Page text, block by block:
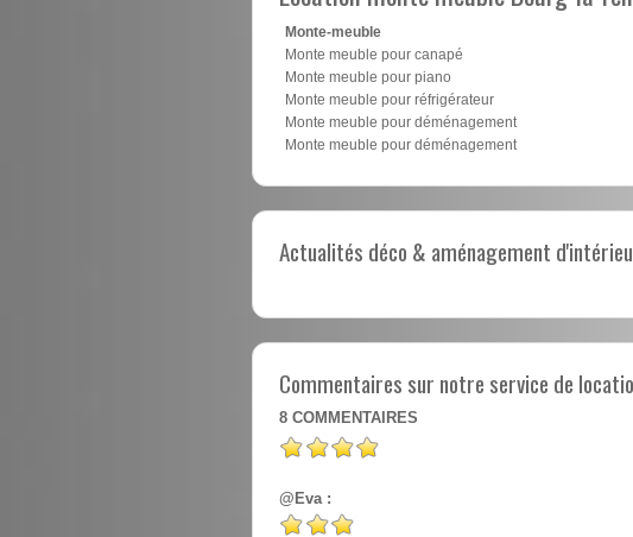
Monte-meuble
Monte meuble pour canapé
Monte meuble pour piano
Monte meuble pour réfrigérateur
Monte meuble pour déménagement
Monte meuble pour déménagement
Actualités déco & aménagement
Commentaires sur notre service de
8 COMMENTAIRES
@Eva :